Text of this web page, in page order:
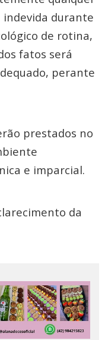
durante
de rotina,
fatos será
perante
prestados no
e imparcial.
da